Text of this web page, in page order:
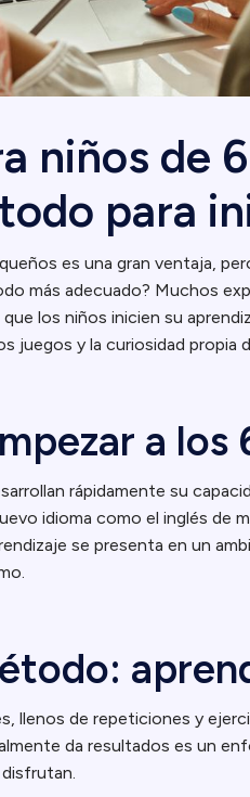
niños de
para
es una gran ventaja,
más adecuado? Muchos
que los niños inicien su
juegos y la curiosidad propia
a los
rápidamente su
idioma como el inglés de
se presenta en un
llenos de repeticiones y
da resultados es un